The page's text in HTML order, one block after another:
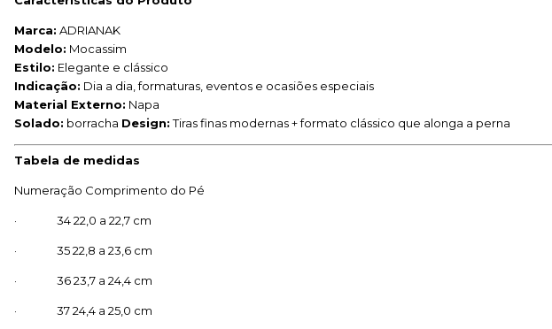
Marca: ADRIANAK
Modelo: Mocassim
Estilo: Elegante e clássico
Indicação: Dia a dia, formaturas, eventos e ocasiões especiais
Material Externo: Napa
Solado: borracha Design:Tiras finas modernas + formato clássico que alonga a perna
Tabela de medidas
Numeração Comprimento do Pé
· 34 22,0 a 22,7 cm
· 35 22,8 a 23,6 cm
· 36 23,7 a 24,4 cm
· 37 24,4 a 25,0 cm